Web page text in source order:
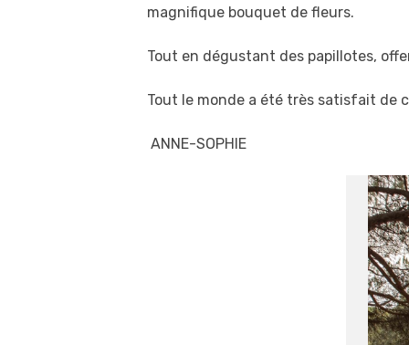
magnifique bouquet de fleurs.
Tout en dégustant des papillotes,
Tout le monde a été très satisfait de
ANNE-SOPHIE